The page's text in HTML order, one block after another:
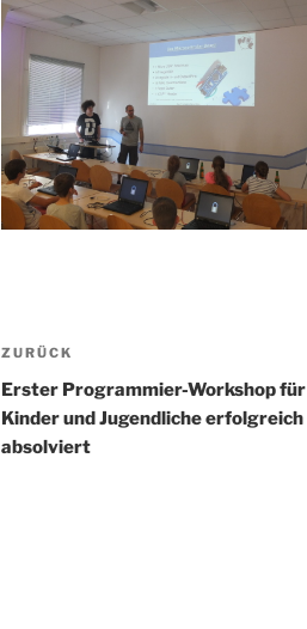
Beitragsnavigation
Vorheriger
Beitrag
ZURÜCK
Erster Programmier-Workshop für
Kinder und Jugendliche erfolgreich
absolviert